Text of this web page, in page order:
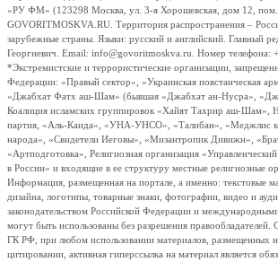
«РУ ФМ» (123298 Москва, ул. 3-я Хорошевская, дом 12, пом.
GOVORITMOSKVA.RU. Территория распространения –
зарубежные страны. Языки: русский и английский. Главный
Георгиевич. Email: info@govoritmoskva.ru. Номер телефона:
*Экстремистские и террористические организации,
Федерации: «Правый сектор», «Украинская повстанческая
«Джабхат Фатх аш-Шам» (бывшая «Джабхат ан-Нусра»,
Коалиция исламских группировок «Хайят Тахрир аш-Шам»,
партия, «Аль-Каида», «УНА-УНСО», «Талибан», «Меджлис
народа», «Свидетели Иеговы», «Мизантропик Дивижн»,
«Артподготовка», Религиозная организация
в России» и входящие в ее структуру местные религиозные
Информация, размещенная на портале, а именно: текстовые
дизайна, логотипы, товарные знаки, фотографии, видео и
законодательством Российской Федерации и
могут быть использованы без разрешения правообладателей.
ГК РФ, при любом использовании материалов, размещенных
цитировании, активная гиперссылка на материал является